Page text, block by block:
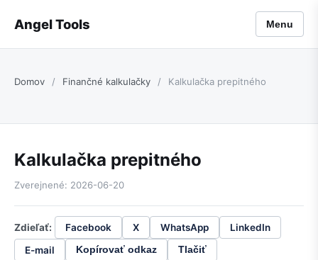
Angel Tools Menu
Domov / Finančné kalkulačky / Kalkulačka prepitného
Kalkulačka prepitného
Zverejnené: 2026-06-20
Zdieľať: Facebook X WhatsApp
LinkedIn
E-mail
Kopírovať odkaz Tlačiť